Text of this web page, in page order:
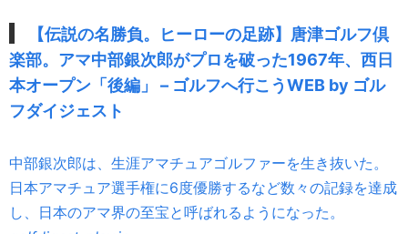
【伝説の名勝負。ヒーローの足跡】唐津ゴルフ倶
楽部。アマ中部銀次郎がプロを破った1967年、西日
本オープン「後編」 – ゴルフへ行こうWEB by ゴル
フダイジェスト
中部銀次郎は、生涯アマチュアゴルファーを生き抜いた。
日本アマチュア選手権に6度優勝するなど数々の記録を達成
し、日本のアマ界の至宝と呼ばれるようになった。